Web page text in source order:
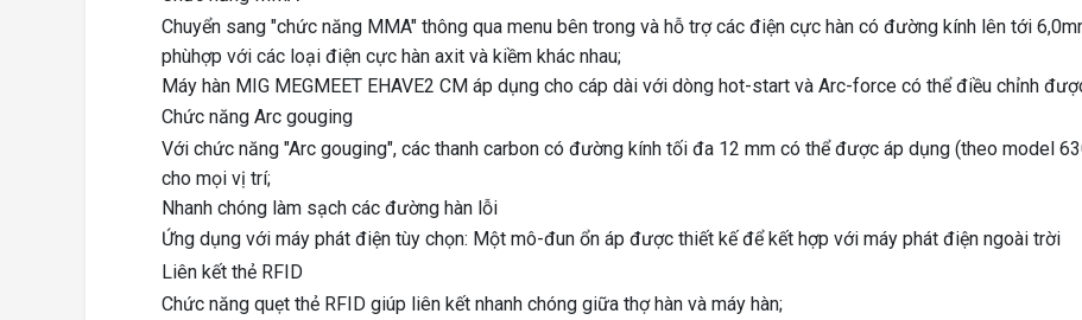
Chuyển sang "chức năng MMA" thông qua menu bên trong và hỗ trợ các điện cực hàn có đường kính lên tới
phùhợp với các loại điện cực hàn axit và kiềm khác nhau;
Máy hàn MIG MEGMEET EHAVE2 CM áp dụng cho cáp dài với dòng hot-start và Arc-force có thể điều chỉnh
Chức năng Arc gouging
Với chức năng "Arc gouging", các thanh carbon có đường kính tối đa 12 mm có thể được áp dụng (theo model
cho mọi vị trí;
Nhanh chóng làm sạch các đường hàn lỗi
Ứng dụng với máy phát điện tùy chọn: Một mô-đun ổn áp được thiết kế để kết hợp với máy phát điện ngoài trời
Liên kết thẻ RFID
Chức năng quẹt thẻ RFID giúp liên kết nhanh chóng giữa thợ hàn và máy hàn;